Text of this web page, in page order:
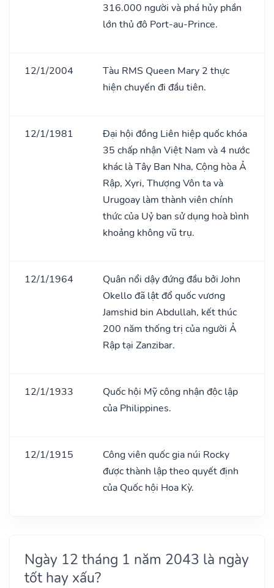
316.000 người và phá hủy phần
lớn thủ đô Port-au-Prince.
12/1/2004
Tàu RMS Queen Mary 2 thực
hiện chuyến đi đầu tiên.
12/1/1981
Đại hội đồng Liên hiệp quốc khóa
35 chấp nhận Việt Nam và 4 nước
khác là Tây Ban Nha, Cộng hòa Ả
Rập, Xyri, Thượng Vôn ta và
Urugoay làm thành viên chính
thức của Uỷ ban sử dụng hoà bình
khoảng không vũ trụ.
12/1/1964
Quân nổi dậy đứng đầu bởi John
Okello đã lật đổ quốc vương
Jamshid bin Abdullah, kết thúc
200 năm thống trị của người Ả
Rập tại Zanzibar.
12/1/1933
Quốc hội Mỹ công nhận độc lập
của Philippines.
12/1/1915
Công viên quốc gia núi Rocky
được thành lập theo quyết định
của Quốc hội Hoa Kỳ.
Ngày 12 tháng 1 năm 2043 là ngày
tốt hay xấu?